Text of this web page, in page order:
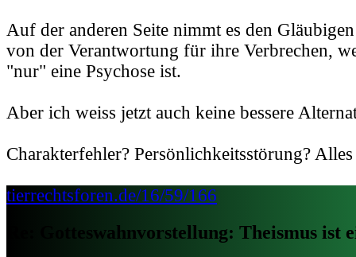
Auf der anderen Seite nimmt es den
von der Verantwortung für ihre Verbrechen,
"nur" eine Psychose ist.
Aber ich weiss jetzt auch keine bessere
Charakterfehler? Persönlichkeitsstörung?
tierrechtsforen.de/16/59/166
Re: Gotteswahnvorstellung: Theismus ist